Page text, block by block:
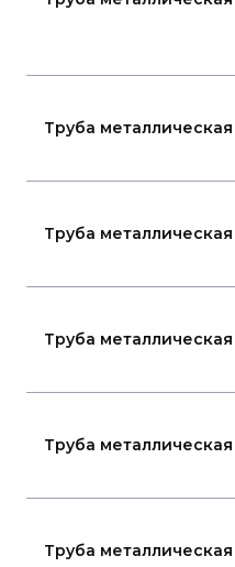
Труба
Труба
Труба
Труба
Труба